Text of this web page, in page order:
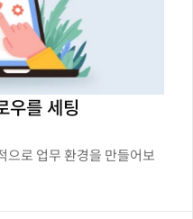
우를 세팅
으로 업무 환경을 만들어보